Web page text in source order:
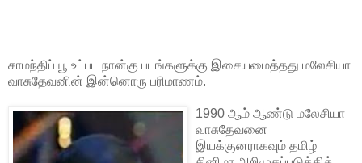
சாமந்திப் பூ உட்பட நான்கு படங்களுக்கு இசையமைத்தது மலேசியா
வாசுதேவனின் இன்னொரு பரிமாணம்.
1990 ஆம் ஆண்டு மலேசியா
வாசுதேவனை
இயக்குனராகவும் தமிழ்